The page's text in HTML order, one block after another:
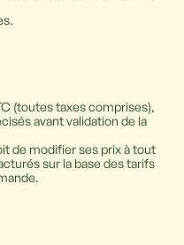
(toutes taxes comprises),
avant validation de la
de modifier ses prix à tout
sur la base des tarifs